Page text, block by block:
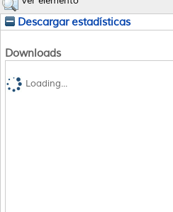
Descargar estadísticas
Downloads
Loading...